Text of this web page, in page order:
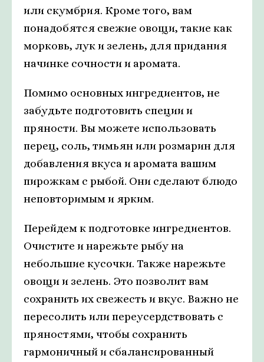
или скумбрия. Кроме того, вам
понадобятся свежие овощи, такие как
морковь, лук и зелень, для придания
начинке сочности и аромата.
Помимо основных ингредиентов, не
забудьте подготовить специи и
пряности. Вы можете использовать
перец, соль, тимьян или розмарин для
добавления вкуса и аромата вашим
пирожкам с рыбой. Они сделают блюдо
неповторимым и ярким.
Перейдем к подготовке ингредиентов.
Очистите и нарежьте рыбу на
небольшие кусочки. Также нарежьте
овощи и зелень. Это позволит вам
сохранить их свежесть и вкус. Важно не
пересолить или переусердствовать с
пряностями, чтобы сохранить
гармоничный и сбалансированный